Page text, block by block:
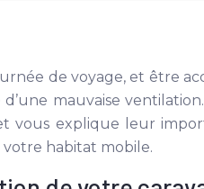
de voyage, et être
mauvaise
vous explique leur
habitat mobile.